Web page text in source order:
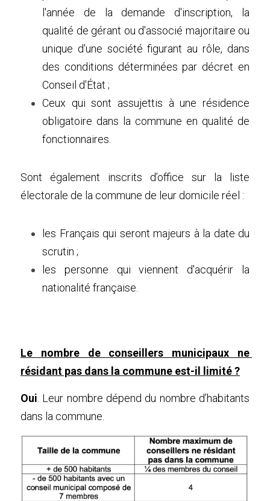
l'année de la demande d'inscription, la
qualité de gérant ou d'associé majoritaire ou
unique d'une société figurant au rôle, dans
des conditions déterminées par décret en
Conseil d'État ;
Ceux qui sont assujettis à une résidence
obligatoire dans la commune en qualité de
fonctionnaires.
Sont également inscrits d’office sur la liste
électorale de la commune de leur domicile réel :
les Français qui seront majeurs à la date du
scrutin ;
les personne qui viennent d'acquérir la
nationalité française.
Le nombre de conseillers municipaux ne
résidant pas dans la commune est-il limité ?
Oui . Leur nombre dépend du nombre d’habitants
dans la commune.